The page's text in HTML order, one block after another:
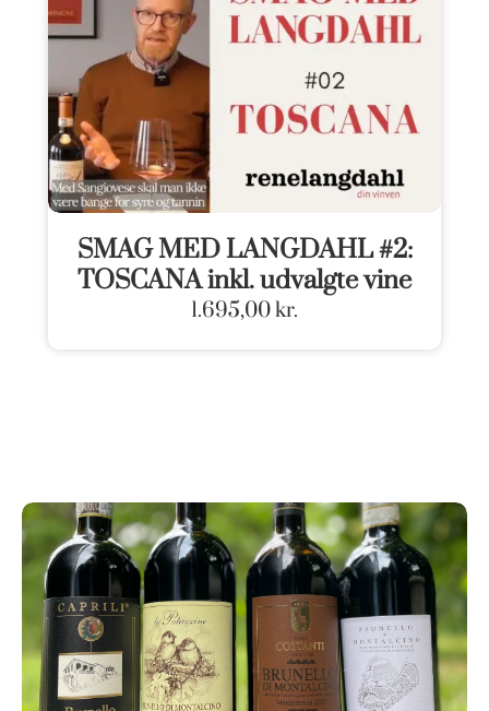
SMAG MED LANGDAHL #2:
TOSCANA inkl. udvalgte vine
1.695,00kr.